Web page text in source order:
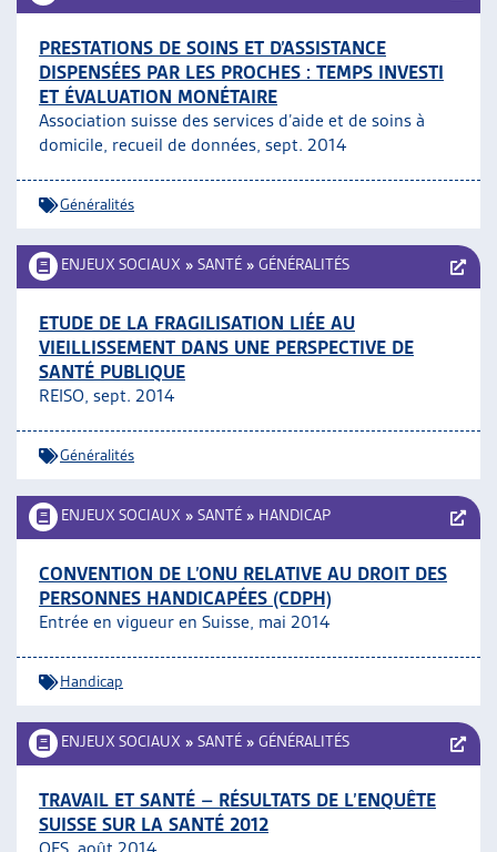
PRESTATIONS DE SOINS ET D’ASSISTANCE
DISPENSÉES PAR LES PROCHES : TEMPS INVESTI
ET ÉVALUATION MONÉTAIRE
Association suisse des services d’aide et de soins à
domicile, recueil de données, sept. 2014
Généralités
ENJEUX SOCIAUX » SANTÉ » GÉNÉRALITÉS
ETUDE DE LA FRAGILISATION LIÉE AU
VIEILLISSEMENT DANS UNE PERSPECTIVE DE
SANTÉ PUBLIQUE
REISO, sept. 2014
Généralités
ENJEUX SOCIAUX » SANTÉ » HANDICAP
CONVENTION DE L’ONU RELATIVE AU DROIT DES
PERSONNES HANDICAPÉES (CDPH)
Entrée en vigueur en Suisse, mai 2014
Handicap
ENJEUX SOCIAUX » SANTÉ » GÉNÉRALITÉS
TRAVAIL ET SANTÉ – RÉSULTATS DE L’ENQUÊTE
SUISSE SUR LA SANTÉ 2012